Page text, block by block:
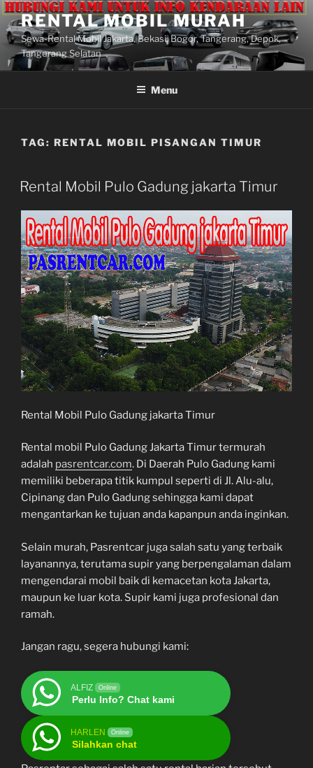
Lompat
ke
konten
RENTAL MOBIL MURAH
Sewa-Rental Mobil Jakarta, Bekasi, Bogor, Tangerang, Depok,
Tangerang Selatan
Menu
TAG: RENTAL MOBIL PISANGAN TIMUR
Rental Mobil Pulo Gadung jakarta Timur
Rental Mobil Pulo Gadung jakarta Timur
Rental mobil Pulo Gadung Jakarta Timur termurah
adalah pasrentcar.com. Di Daerah Pulo Gadung kami
memiliki beberapa titik kumpul seperti di Jl. Alu-alu,
Cipinang dan Pulo Gadung sehingga kami dapat
mengantarkan ke tujuan anda kapanpun anda inginkan.
Selain murah, Pasrentcar juga salah satu yang terbaik
layanannya, terutama supir yang berpengalaman dalam
mengendarai mobil baik di kemacetan kota Jakarta,
maupun ke luar kota. Supir kami juga profesional dan
ramah.
Jangan ragu, segera hubungi kami:
ALFIZ Online
Perlu Info? Chat kami
HARLEN Online
Silahkan chat